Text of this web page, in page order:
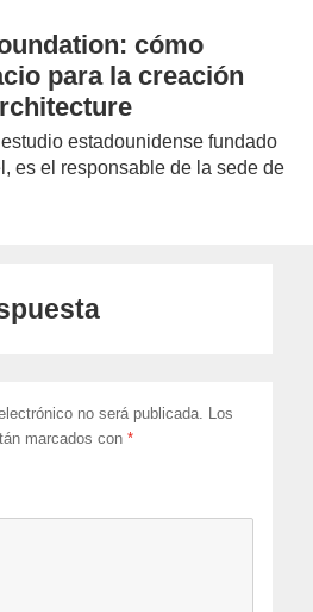
cómo
para la creación
estadounidense fundado
es el responsable de la sede de
no será publicada. Los
marcados con*